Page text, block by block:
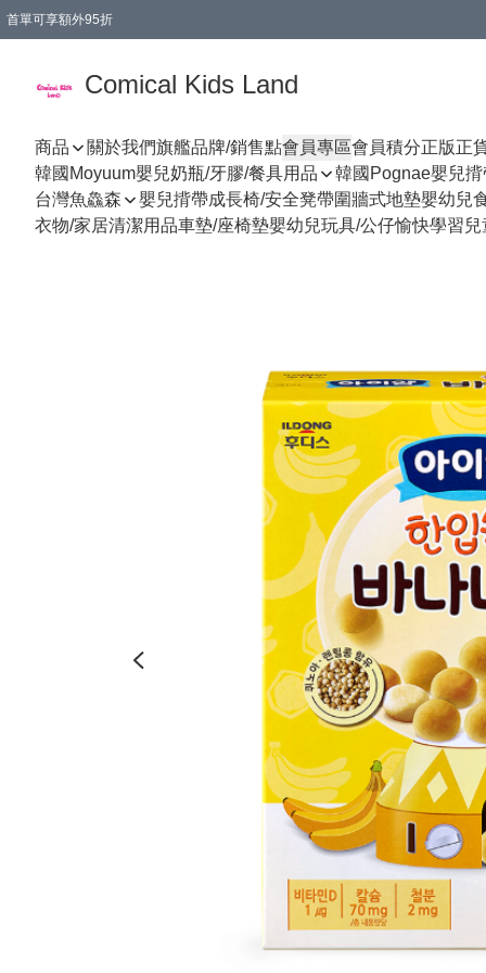
首單可享額外95折
Comical Kids Land
商品 關於我們旗艦品牌/銷售點會員專區會員積分正版正
韓國Moyuum嬰兒奶瓶/牙膠/餐具用品
韓國Pognae嬰兒揹
台灣魚鱻森
嬰兒揹帶成長椅/安全凳帶圍牆式地墊嬰幼兒
衣物/家居清潔用品車墊/座椅墊嬰幼兒玩具/公仔愉快學習